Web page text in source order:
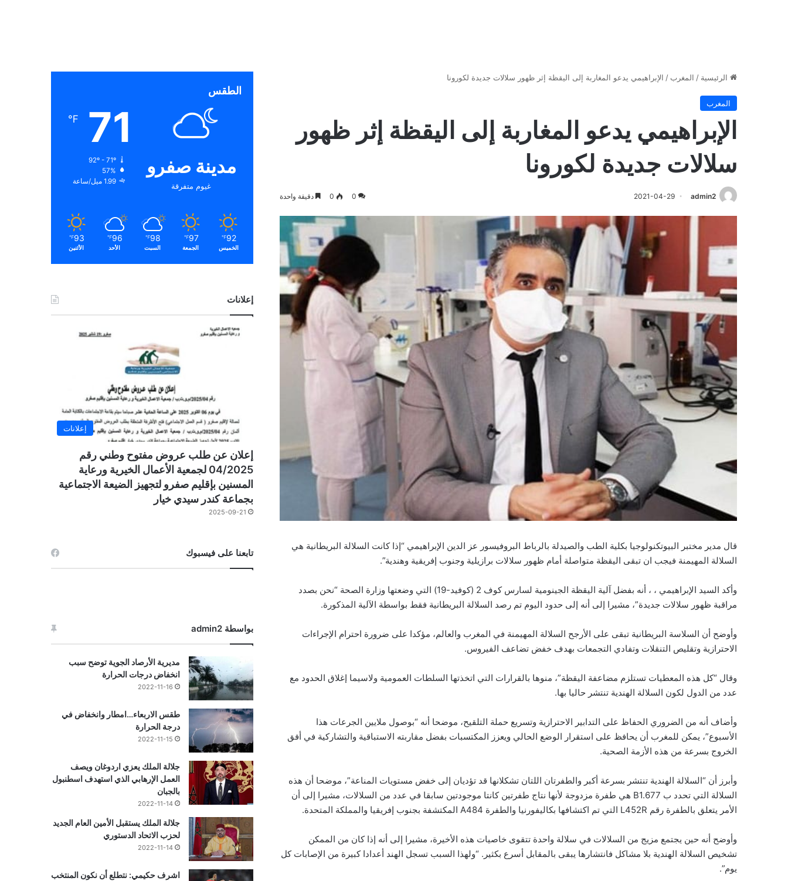
الرئيسية / المغرب / الإبراهيمي يدعو المغاربة إلى اليقظة إثر ظهور سلالات جديدة لكورونا
المغرب
الإبراهيمي يدعو المغاربة إلى اليقظة إثر ظهور
سلالات جديدة لكورونا
admin2
2021-04-29
0
0 دقيقة واحدة
قال مدير مختبر البيوتكنولوجيا بكلية الطب والصيدلة بالرباط البروفيسور عز الدين الإبراهيمي “إذا كانت السلالة البريطانية هي
السلالة المهيمنة فيجب ان تبقى اليقظة متواصلة أمام ظهور سلالات برازيلية وجنوب إفريقية وهندية”.
وأكد السيد الإبراهيمي ، ، أنه بفضل آلية اليقظة الجينومية لسارس كوف 2 (كوفيد-19) التي وضعتها وزارة الصحة “نحن بصدد
مراقبة ظهور سلالات جديدة”، مشيرا إلى أنه إلى حدود اليوم تم رصد السلالة البريطانية فقط بواسطة الآلية المذكورة.
وأوضح أن السلاسة البريطانية تبقى على الأرجح السلالة المهيمنة في المغرب والعالم، مؤكدا على ضرورة احترام الإجراءات
الاحترازية وتقليص التنقلات وتفادي التجمعات بهدف خفض تضاعف الفيروس.
وقال “كل هذه المعطيات تستلزم مضاعفة اليقظة”، منوها بالقرارات التي اتخذتها السلطات العمومية ولاسيما إغلاق الحدود مع
عدد من الدول لكون السلالة الهندية تنتشر حاليا بها.
وأضاف أنه من الضروري الحفاظ على التدابير الاحترازية وتسريع حملة التلقيح، موضحا أنه “بوصول ملايين الجرعات هذا
الأسبوع”، يمكن للمغرب أن يحافظ على استقرار الوضع الحالي ويعزز المكتسبات بفضل مقاربته الاستباقية والتشاركية في أفق
الخروج بسرعة من هذه الأزمة الصحية.
وأبرز أن “السلالة الهندية تنتشر بسرعة أكبر والطفرتان اللتان تشكلانها قد تؤديان إلى خفض مستويات المناعة”، موضحا أن هذه
السلالة التي تحدد ب B1.677 هي طفرة مزدوجة لأنها نتاج طفرتين كانتا موجودتين سابقا في عدد من السلالات، مشيرا إلى أن
الأمر يتعلق بالطفرة رقم L452R التي تم اكتشافها بكاليفورنيا والطفرة A484 المكتشفة بجنوب إفريقيا والمملكة المتحدة.
وأوضح أنه حين يجتمع مزيج من السلالات في سلالة واحدة تتقوى خاصيات هذه الأخيرة، مشيرا إلى أنه إذا كان من الممكن
تشخيص السلالة الهندية بلا مشاكل فانتشارها يبقى بالمقابل أسرع بكثير. “ولهذا السبب تسجل الهند أعدادا كبيرة من الإصابات كل
يوم”.
الطقس
مدينة صفرو
غيوم متفرقة
71
℉
92º - 71º
57%
1.99 ميل/ساعة
92
℉
الخميس
97
℉
الجمعة
98
℉
السبت
96
℉
الأحد
93
℉
الأثنين
إعلانات
إعلانات
إعلان عن طلب عروض مفتوح وطني رقم
04/2025 لجمعية الأعمال الخيرية ورعاية
المسنين بإقليم صفرو لتجهيز الضيعة الاجتماعية
بجماعة كندر سيدي خيار
2025-09-21
تابعنا على فيسبوك
بواسطة admin2
مديرية الأرصاد الجوية توضح سبب
انخفاض درجات الحرارة
2022-11-16
طقس الاربعاء…امطار وانخفاض في
درجة الحرارة
2022-11-15
جلالة الملك يعزي اردوغان ويصف
العمل الإرهابي الذي استهدف اسطنبول
بالجبان
2022-11-14
جلالة الملك يستقبل الأمين العام الجديد
لحزب الاتحاد الدستوري
2022-11-14
اشرف حكيمي: نتطلع أن نكون المنتخب